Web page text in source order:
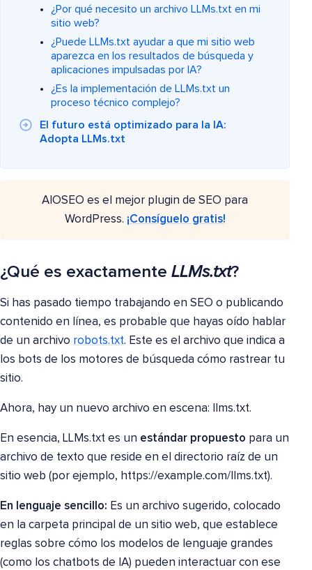
¿Por qué necesito un archivo LLMs.txt en mi
sitio web?
¿Puede LLMs.txt ayudar a que mi sitio web
aparezca en los resultados de búsqueda y
aplicaciones impulsadas por IA?
¿Es la implementación de LLMs.txt un
proceso técnico complejo?
El futuro está optimizado para la IA:
Adopta LLMs.txt
AIOSEO es el mejor plugin de SEO para
WordPress. ¡Consíguelo gratis!
¿Qué es exactamente LLMs.txt?
Si has pasado tiempo trabajando en SEO o publicando
contenido en línea, es probable que hayas oído hablar
de un archivo robots.txt. Este es el archivo que indica a
los bots de los motores de búsqueda cómo rastrear tu
sitio.
Ahora, hay un nuevo archivo en escena: llms.txt.
En esencia, LLMs.txt es un estándar propuesto para un
archivo de texto que reside en el directorio raíz de un
sitio web (por ejemplo, https://example.com/llms.txt).
En lenguaje sencillo: Es un archivo sugerido, colocado
en la carpeta principal de un sitio web, que establece
reglas sobre cómo los modelos de lenguaje grandes
(como los chatbots de IA) pueden interactuar con ese